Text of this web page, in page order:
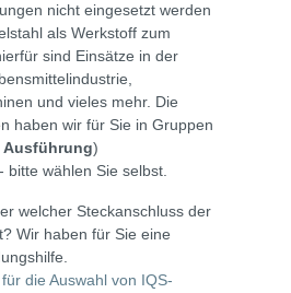
nicht eingesetzt werden
als Werkstoff zum
sind Einsätze in der
und vieles mehr. Die
haben wir für Sie in Gruppen
Ausführung)
bitte wählen Sie selbst.
welcher Steckanschluss der
Wir haben für Sie eine
die Auswahl von IQS-